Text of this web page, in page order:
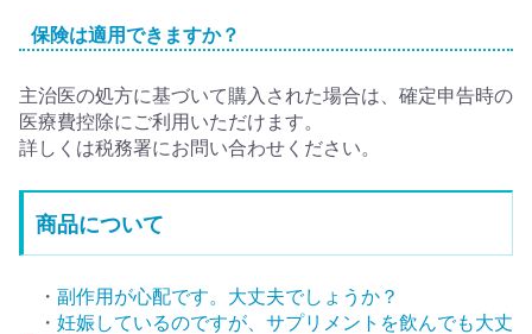
保険は適用できますか？
主治医の処方に基づいて購入された場合は、確定申告時の
医療費控除にご利用いただけます。
詳しくは税務署にお問い合わせください。
商品について
・ 副作用が心配です。大丈夫でしょうか？
・ 妊娠しているのですが、サプリメントを飲んでも大丈